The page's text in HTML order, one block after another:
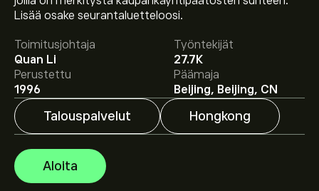
Lisää osake seurantaluetteloosi.
Toimitusjohtaja
Quan Li
Työntekijät
27.7K
Perustettu
1996
Päämaja
Beijing, Beijing, CN
Talouspalvelut Hongkong
Aloita
Keskihinta osakkeelle New China Life Insurance Co Ltd
on 47.88‎$‎.
eToroon saadaksesi asiantuntijoiden
ennusteet ja hintatavoitteet.
Asiantuntijoiden ennusteet New China Life Insurance
Co Ltd osakkeelle perustuen markkinatrendeihin,
talousraportteihin ja odotettuun kasvuun. Katso
viimeisimmät ennusteet tulevaisuuden
hintamuutoksille.